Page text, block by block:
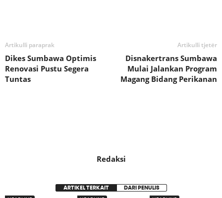
Artikulli paraprak
Dikes Sumbawa Optimis
Renovasi Pustu Segera
Tuntas
Artikulli tjetër
Disnakertrans Sumbawa
Mulai Jalankan Program
Magang Bidang Perikanan
Redaksi
ARTIKEL TERKAIT DARI PENULIS